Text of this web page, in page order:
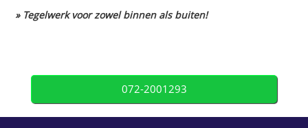
» Tegelwerk voor zowel binnen als buiten!
072-2001293